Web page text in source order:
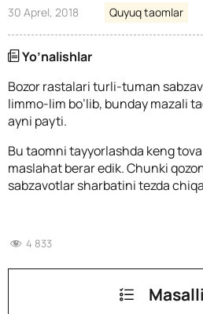
30 Aprel, 2018 Quyuq taomlar
Yo’nalishlar
Bozor rastalari turli-tuman
limmo-lim bo’lib, bunday mazali
ayni payti.
Bu taomni tayyorlashda keng
maslahat berar edik. Chunki
sabzavotlar sharbatini tezda
4 833